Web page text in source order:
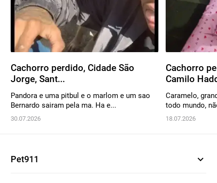
Cachorro perdido, Cidade São
Jorge, Sant...
Pandora e uma pitbul e o marlom e um sao
Bernardo sairam pela ma. Ha e...
30.07.2026
Cachorro
Camilo
Caramelo,
todo mundo,
18.07.2026
Pet911 expand_more